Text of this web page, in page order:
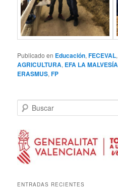
Publicado en Educación,FECEVAL,
AGRICULTURA, EFA LA MALVESÍA
ERASMUS,FP
u
c
a
r
ENTRADAS RECIENTES